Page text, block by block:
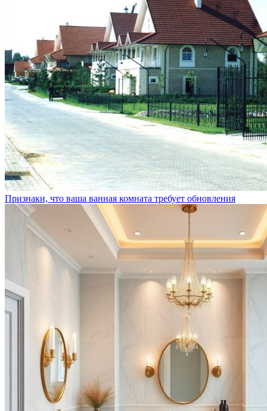
Признаки, что ваша ванная комната требует обновления